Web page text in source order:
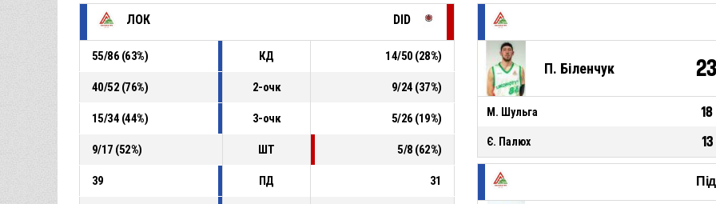
ЛОК DID
55/86 (63%) КД 14/50 (28%)
40/52 (76%) 2-очк 9/24 (37%)
15/34 (44%) 3-очк 5/26 (19%)
9/17 (52%) ШТ 5/8 (62%)
39 ПД 31
П. Біленчук 23
М. Шульга 18
Є. Палюх 13